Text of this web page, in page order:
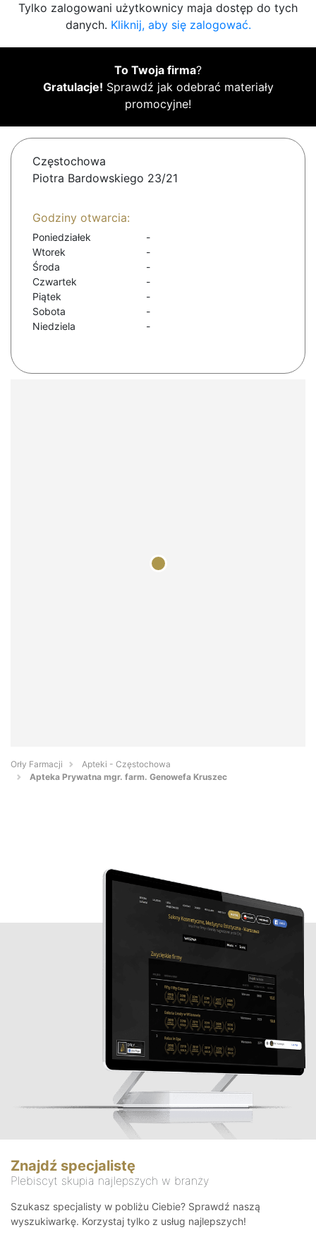
Tylko zalogowani użytkownicy maja dostęp do tych
danych. Kliknij, aby się zalogować.
To Twoja firma?
Gratulacje! Sprawdź jak odebrać materiały
promocyjne!
Częstochowa
Piotra Bardowskiego 23/21
Godziny otwarcia:
Poniedziałek
-
Wtorek
-
Środa
-
Czwartek
-
Piątek
-
Sobota
-
Niedziela
-
Orły Farmacji
Apteki - Częstochowa
Apteka Prywatna mgr. farm. Genowefa Kruszec
Znajdź specjalistę
Plebiscyt skupia najlepszych w branży
Szukasz specjalisty w pobliżu Ciebie? Sprawdź naszą
wyszukiwarkę. Korzystaj tylko z usług najlepszych!